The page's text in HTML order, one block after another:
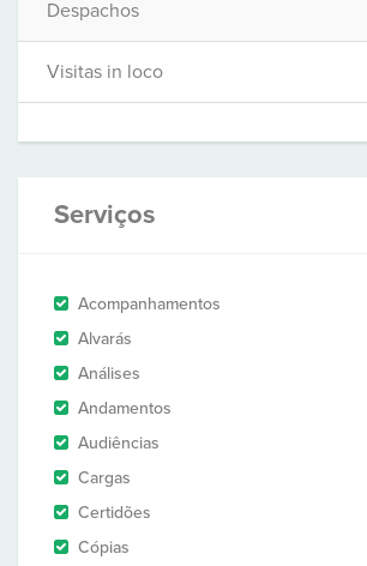
Despachos
Visitas in loco
Serviços
Acompanhamentos
Alvarás
Análises
Andamentos
Audiências
Cargas
Certidões
Cópias